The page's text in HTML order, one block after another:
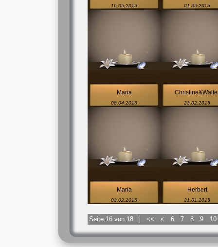
16.05.2015 01.05.2015
Maria
08.04.2015 23.02.2015
Maria
03.02.2015
Herbert
31.01.2015
Seite 16 von 18 << < 6 7 8 9 10